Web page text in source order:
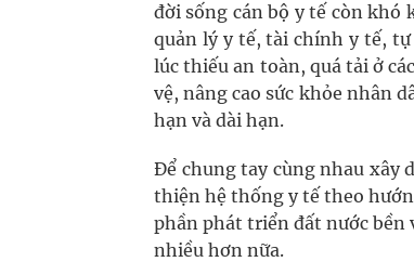
đời sống cán bộ y tế còn
quản lý y tế, tài chính y tế,
lúc thiếu an toàn, quá tải ở
vệ, nâng cao sức khỏe nhân
hạn và dài hạn.
Để chung tay cùng nhau xây
thiện hệ thống y tế theo
phần phát triển đất nước bền
nhiều hơn nữa.